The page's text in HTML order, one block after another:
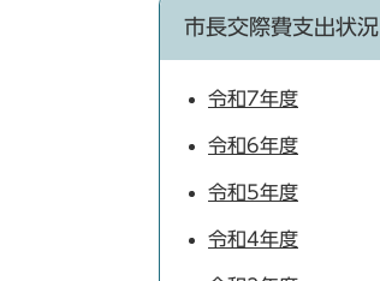
市長交際費支出状況
令和7年度
令和6年度
令和5年度
令和4年度